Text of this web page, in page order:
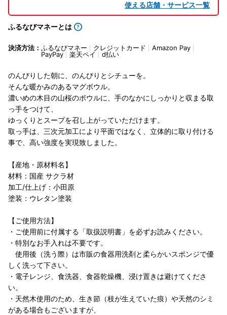
使える店舗・サービス一覧
ふるなびマネーとは
決済方法： ふるなびマネー クレジットカード
Amazon Pay
PayPay
楽天ペイ d払い
のんびりした朝に、のんびりとシチューを。
そんな暖かみのあるマグボウル。
濃いめの木目の山桜のボウルに、手のなかにしっかりと収まる取
っ手をつけて、
ゆっくりとスープを召し上がっていただけます。
取っ手は、三次元加工により平面ではなく、立体的に取り付ける
事で、高い強度を実現致しました。
【産地・原材料名】
材料：国産 サクラ材
加工/仕上げ：小田原
塗装：ウレタン塗装
【ご使用方法】
・ご使用前に付属する「取扱説明書」を必ずお読みください。
・特別なお手入れは不要です。
使用後（洗う際）は市販の食器用洗剤と柔らかいスポンジで優
しく洗って下さい。
・電子レンジ、食洗器、食器乾燥機、浸け置きは避けてくださ
い。
・天然木使用のため、生き節（枝が生えていた痕）や天然のシミ
がある場合もございますが、